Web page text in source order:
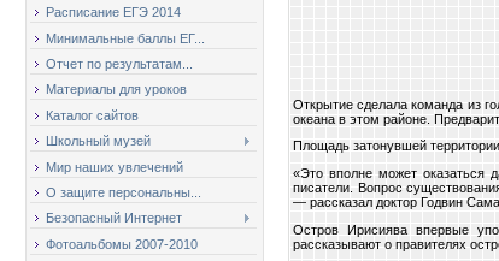
Расписание ЕГЭ 2014
Минимальные баллы ЕГ...
Отчет по результатам...
Материалы для уроков
Каталог сайтов
Школьный музей
Мир наших увлечений
О защите персональны...
Безопасный Интернет
Фотоальбомы 2007-2010
Открытие сделала команда из
океана в этом районе.
Площадь затонувшей
«Это вполне может оказаться
писатели. Вопрос
— рассказал доктор Годвин
Остров Ирисиява впервые
рассказывают о правителях